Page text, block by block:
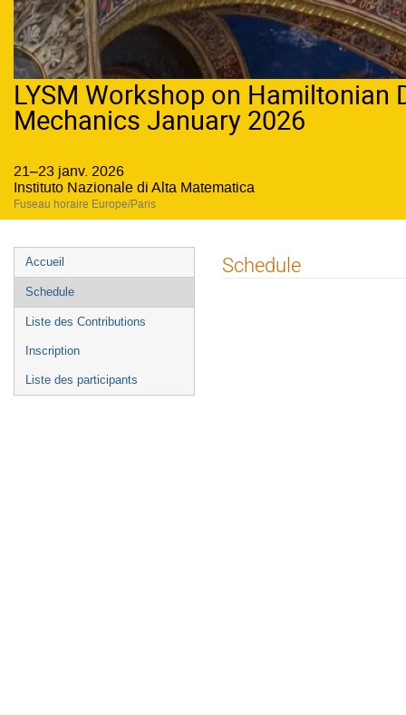
LYSM Workshop on Hamiltonian
Mechanics January 2026
21–23 janv. 2026
Instituto Nazionale di Alta Matematica
Fuseau horaire Europe/Paris
Menu
de
l'événement
Accueil
Schedule
Liste des Contributions
Inscription
Liste des participants
Schedule